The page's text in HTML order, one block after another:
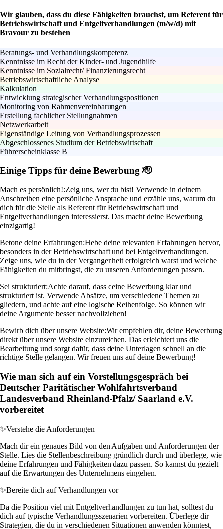
Wir glauben, dass du diese Fähigkeiten brauchst, um Referent für
Betriebswirtschaft und Entgeltverhandlungen (m/w/d) mit
Bravour zu bestehen
Beratungs- und Verhandlungskompetenz
Kenntnisse im Recht der Kinder- und Jugendhilfe
Kenntnisse im Sozialrecht/ Finanzierungsrecht
Betriebswirtschaftliche Analyse
Kalkulation
Entwicklung strategischer Verhandlungspositionen
Monitoring von Rahmenvereinbarungen
Erstellung fachlicher Stellungnahmen
Netzwerkarbeit
Eigenständige Leitung von Verhandlungsprozessen
Abgeschlossenes Studium der Betriebswirtschaft
Führerscheinklasse B
Einige Tipps für deine Bewerbung 🫡
Mach es persönlich!:Zeig uns, wer du bist! Verwende in deinem
Anschreiben eine persönliche Ansprache und erzähle uns, warum du
dich für die Stelle als Referent für Betriebswirtschaft und
Entgeltverhandlungen interessierst. Das macht deine Bewerbung
einzigartig!
Betone deine Erfahrungen:Hebe deine relevanten Erfahrungen hervor,
besonders in der Betriebswirtschaft und bei Entgeltverhandlungen.
Zeige uns, wie du in der Vergangenheit erfolgreich warst und welche
Fähigkeiten du mitbringst, die zu unseren Anforderungen passen.
Sei strukturiert:Achte darauf, dass deine Bewerbung klar und
strukturiert ist. Verwende Absätze, um verschiedene Themen zu
gliedern, und achte auf eine logische Reihenfolge. So können wir
deine Argumente besser nachvollziehen!
Bewirb dich über unsere Website:Wir empfehlen dir, deine Bewerbung
direkt über unsere Website einzureichen. Das erleichtert uns die
Bearbeitung und sorgt dafür, dass deine Unterlagen schnell an die
richtige Stelle gelangen. Wir freuen uns auf deine Bewerbung!
Wie man sich auf ein Vorstellungsgespräch bei
Deutscher Paritätischer Wohlfahrtsverband
Landesverband Rheinland-Pfalz/ Saarland e.V.
vorbereitet
✨Verstehe die Anforderungen
Mach dir ein genaues Bild von den Aufgaben und Anforderungen der
Stelle. Lies die Stellenbeschreibung gründlich durch und überlege, wie
deine Erfahrungen und Fähigkeiten dazu passen. So kannst du gezielt
auf die Erwartungen des Unternehmens eingehen.
✨Bereite dich auf Verhandlungen vor
Da die Position viel mit Entgeltverhandlungen zu tun hat, solltest du
dich auf typische Verhandlungsszenarien vorbereiten. Überlege dir
Strategien, die du in verschiedenen Situationen anwenden könntest,